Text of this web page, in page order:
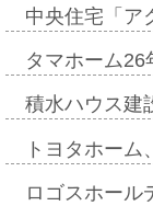
中央住宅「ア
タマホーム
積水ハウス建
トヨタホー
ロゴスホー